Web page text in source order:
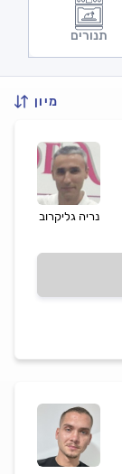
תנורים
מיון
נריה גליקרוב